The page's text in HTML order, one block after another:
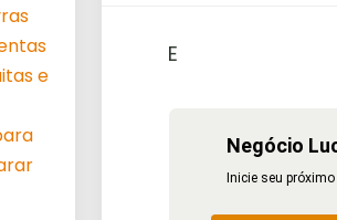
E
Negócio
Inicie seu
e